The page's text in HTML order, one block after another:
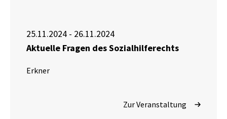
25.11.2024 - 26.11.2024
Aktuelle Fragen des Sozialhilferechts
Erkner
Zur Veranstaltung